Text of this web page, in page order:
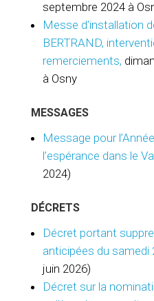
septembre 2024 à
Messe d’installation
BERTRAND,
remerciements,
à Osny
MESSAGES
Message pour
l’espérance dans le
2024)
DÉCRETS
Décret portant
anticipées du samedi
juin 2026)
Décret sur la